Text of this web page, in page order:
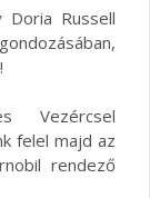
Russell
Vezércsel
felel majd az
rendező